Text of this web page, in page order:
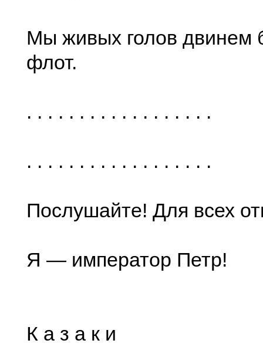
Мы живых голов двинем
флот.
. . . . . . . . . . . . . . . . . .
. . . . . . . . . . . . . . . . . .
Послушайте! Для всех
Я — император Петр!
К а з а к и